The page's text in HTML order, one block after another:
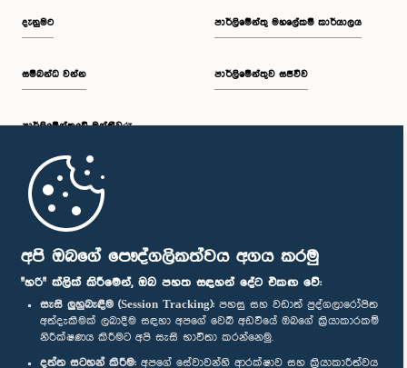
අපි ඔබගේ පෞද්ගලිකත්වය අගය කරමු
"හරි" ක්ලික් කිරීමෙන්, ඔබ පහත සඳහන් දේට එකඟ වේ:
සැසි ලුහුබැඳීම (Session Tracking): පහසු සහ වඩාත් පුද්ගලාරෝපිත
අත්දැකීමක් ලබාදීම සඳහා අපගේ වෙබ් අඩවියේ ඔබගේ ක්‍රියාකාරකම්
නිරීක්ෂණය කිරීමට අපි සැසි භාවිතා කරන්නෙමු.
දත්ත සටහන් කිරීම: අපගේ සේවාවන්හි ආරක්ෂාව සහ ක්‍රියාකාරීත්වය
දැනුමට
සම්බන්ධ වන්න
පාර්ලි‌මේන්තුවේ මන්ත්‍රීවරු
මුල් පිටුව
පාර්ලිමේන්තු මහලේකම් කාර්යාලය
පාර්ලිමේන්තුව සජීවීව
පාර්ලිමේන්තු ජංගම යෙදුම
අප හා සම්බන්ධ වී සිටින්න :